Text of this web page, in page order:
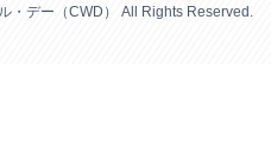
・デー（CWD） All Rights Reserved.